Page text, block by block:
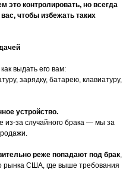
это контролировать, но всегда
чтобы избежать таких
выдать его вам:
зарядку, батарею, клавиатуру,
устройство.
из-за случайного брака — мы за
реже попадают под брак,
рынка США, где выше требования